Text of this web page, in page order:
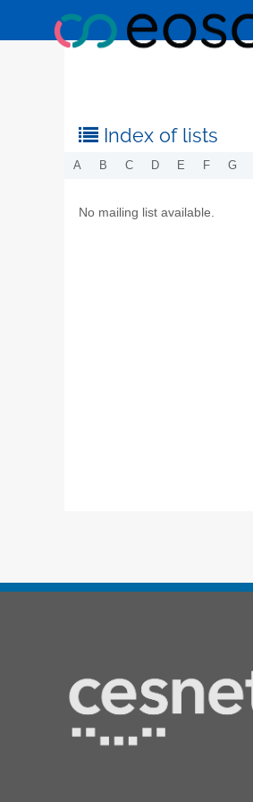
Index of lists
A B C D E F G
No mailing list available.